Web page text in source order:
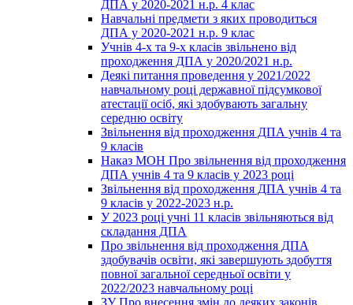
ДПА у 2020-2021 н.р. 4 клас
Навчальні предмети з яких проводиться
ДПА у 2020-2021 н.р. 9 клас
Учнів 4-х та 9-х класів звільнено від
проходження ДПА у 2020/2021 н.р.
Деякі питання проведення у 2021/2022
навчальному році державної підсумкової
атестації осіб, які здобувають загальну
середню освіту
Звільнення від проходження ДПА учнів 4 та
9 класів
Наказ МОН Про звільнення від проходження
ДПА учнів 4 та 9 класів у 2023 році
Звільнення від проходження ДПА учнів 4 та
9 класів у 2022-2023 н.р.
У 2023 році учні 11 класів звільняються від
складання ДПА
Про звільнення від проходження ДПА
здобувачів освіти, які завершують здобуття
повної загальної середньої освіти у
2022/2023 навчальному році